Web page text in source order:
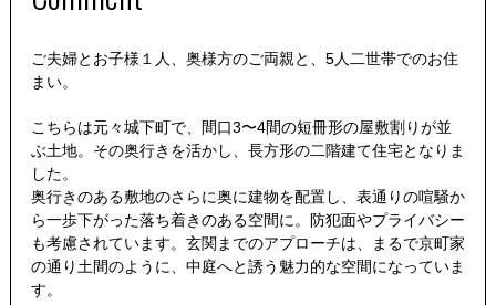
ご夫婦とお子様１人、奥様方のご両親と、5人二世帯でのお住
まい。
こちらは元々城下町で、間口3〜4間の短冊形の屋敷割りが並
ぶ土地。その奥行きを活かし、長方形の二階建て住宅となりま
した。
奥行きのある敷地のさらに奥に建物を配置し、表通りの喧騒か
ら一歩下がった落ち着きのある空間に。防犯面やプライバシー
も考慮されています。玄関までのアプローチは、まるで京町家
の通り土間のように、中庭へと誘う魅力的な空間になっていま
す。